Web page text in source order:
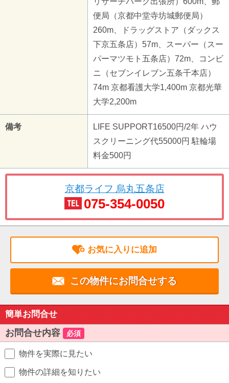
便局（京都中堂寺坊城郵便局）
260m、ドラッグストア（ダックス
下京五条店）57m、スーパー（スー
パーマツモト五条店）72m、コンビ
ニ（セブンイレブン五条千本店）
74m 京都看護大学1,400m 京都光華
大学2,200m
備考
LIFE SUPPORT16500円/2年 ハウ
スクリーニング代55000円 駐輪場
料金500円
京都ライフ 烏丸五条店
075-354-0050
お気に入りに追加
この物件にお問合せする
簡単お問合せ